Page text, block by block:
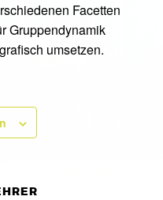
Facetten
Gruppendynamik
umsetzen.